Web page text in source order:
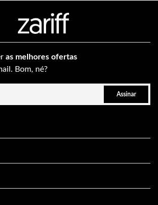
as melhores ofertas
Bom, né?
Assinar